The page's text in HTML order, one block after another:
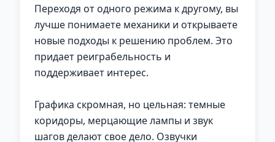
Переходя от одного режима к другому, вы
лучше понимаете механики и открываете
новые подходы к решению проблем. Это
придает реиграбельность и
поддерживает интерес.
Графика скромная, но цельная: темные
коридоры, мерцающие лампы и звук
шагов делают свое дело. Озвучки